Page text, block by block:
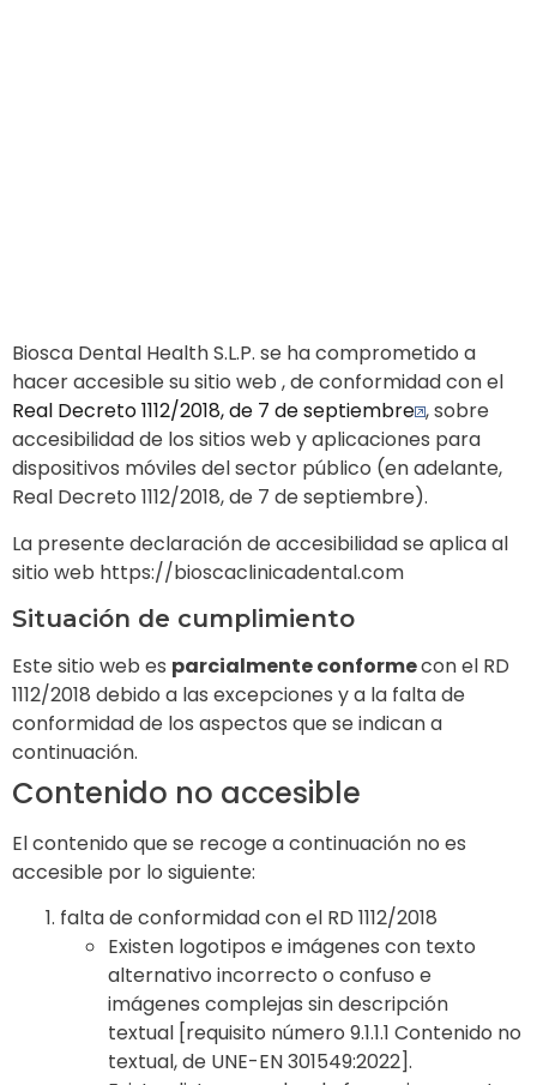
Biosca Dental Health S.L.P. se ha comprometido a
haceraccesiblesu sitio web , de conformidad con el
Real Decreto 1112/2018, de 7 de septiembre , sobre
accesibilidad de los sitios web y aplicaciones para
dispositivos móviles del sector público (en adelante,
Real Decreto 1112/2018, de 7 de septiembre).
La presente declaración de accesibilidad se aplica al
sitio web https://bioscaclinicadental.com
Situación de cumplimiento
Este sitio web es parcialmente conformecon el RD
1112/2018 debido a las excepciones y a la falta de
conformidad de los aspectos que se indican a
continuación.
Contenido no accesible
El contenido que se recoge a continuación no es
accesible por lo siguiente:
falta de conformidad con el RD 1112/2018
Existen logotipos e imágenes con texto
alternativo incorrecto o confuso e
imágenes complejas sin descripción
textual [requisito número 9.1.1.1 Contenido no
textual, de UNE-EN 301549:2022].